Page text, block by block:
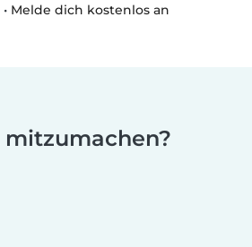
• Melde dich kostenlos an
mitzumachen?